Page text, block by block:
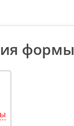
формы